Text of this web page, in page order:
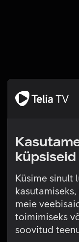
küpsiseid
Küsime sinult
meie
toimimiseks
soovitud